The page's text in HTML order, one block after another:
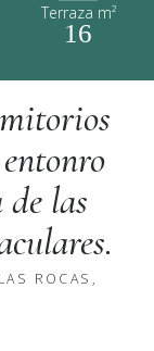
Terraza m²
16
las
ROCAS,